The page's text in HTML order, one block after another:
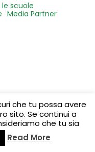
scuole
Media Partner
che tu possa avere
sito. Se continui a
che tu sia
Read More